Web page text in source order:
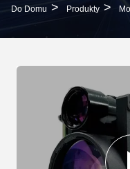
Do Domu > Produkty >